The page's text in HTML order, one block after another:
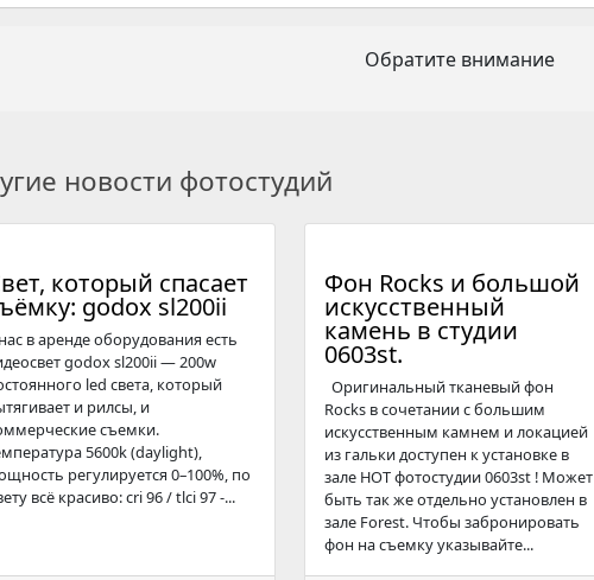
Обратите внимание
новости фотостудий
который спасает
godox sl200ii
в аренде оборудования есть
godox sl200ii — 200w
led света, который
и рилсы, и
съемки.
5600k (daylight),
регулируется 0–100%, по
всё красиво: cri 96 / tlci 97 -...
Фон Rocks и большой
искусственный
камень в студии
0603st.
Оригинальный тканевый фон
Rocks в сочетании с большим
искусственным камнем и локацией
из гальки доступен к установке в
зале HOT фотостудии 0603st ! Может
быть так же отдельно установлен в
зале Forest. Чтобы забронировать
фон на съемку указывайте...